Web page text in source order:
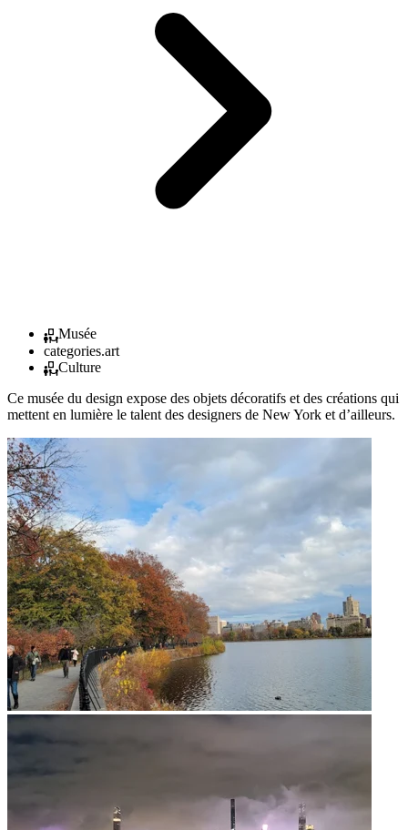
Musée
categories.art
Culture
Ce musée du design expose des objets décoratifs et des créations qui
mettent en lumière le talent des designers de New York et d’ailleurs.